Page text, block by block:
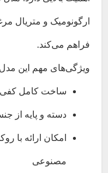
ارگونومیک و متریال
فراهم می‌کند.
ویژگی‌های مهم این
ساخت کامل
دسته و پایه از
امکان ارائه با
مصنوعی